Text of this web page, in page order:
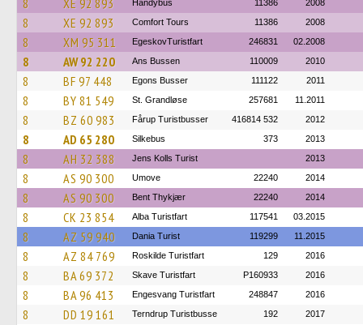
8 XE 92 893 Handybus 11386 2008
8 XE 92 893 Comfort Tours 11386 2008
8 XM 95 311 EgeskovTuristfart 246831 02.2008
8 AW 92 220 Ans Bussen 110009 2010
8 BF 97 448 Egons Busser 111122 2011
8 BY 81 549 St. Grandløse 257681 11.2011
8 BZ 60 983 Fårup Turistbusser 416814 532 2012
8 AD 65 280 Silkebus 373 2013
8 AH 32 388 Jens Kolls Turist 2013
8 AS 90 300 Umove 22240 2014
8 AS 90 300 Bent Thykjær 22240 2014
8 CK 23 854 Alba Turistfart 117541 03.2015
8 AZ 59 940 Dania Turist 119299 11.2015
8 AZ 84 769 Roskilde Turistfart 129 2016
8 BA 69 372 Skave Turistfart P160933 2016
8 BA 96 413 Engesvang Turistfart 248847 2016
8 DD 19 161 Terndrup Turistbusse 192 2017